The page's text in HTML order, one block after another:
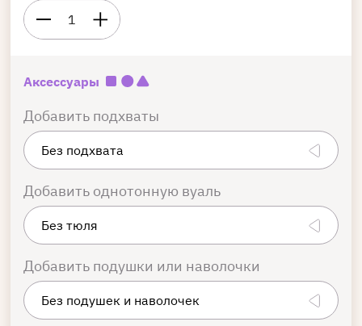
1
Аксессуары
Добавить подхваты
Добавить однотонную вуаль
Добавить подушки или наволочки